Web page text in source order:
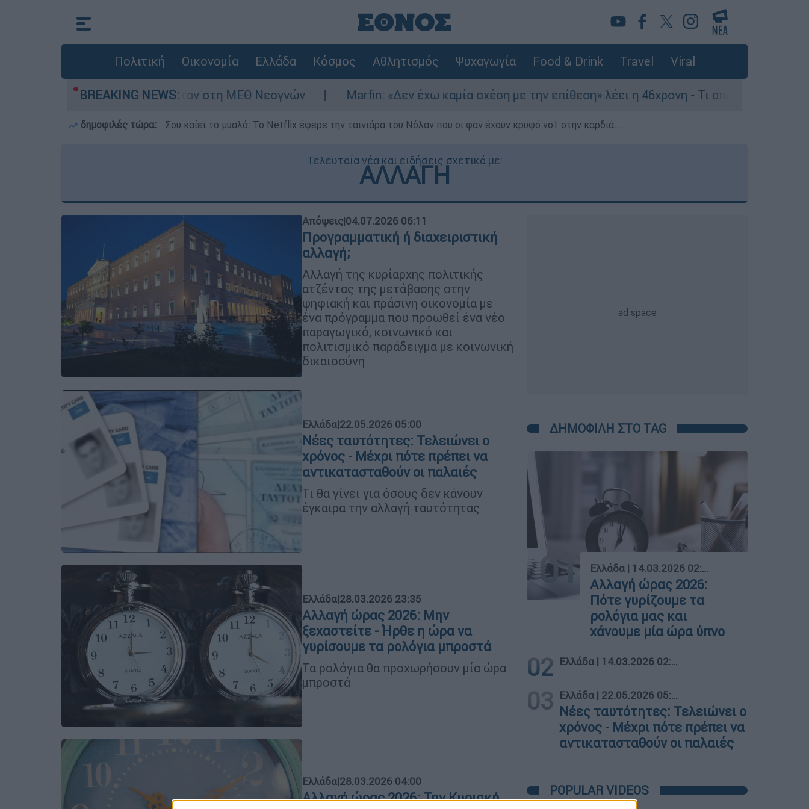
Πολιτική Οικονομία Ελλάδα Κόσμος Αθλητισμός Ψυχαγωγία Food & Drink Travel Viral
BREAKING NEWS:
- Νοσηλευόταν στη ΜΕΘ Νεογνών Marfin: «Δεν έχω καμία σχέση με την επίθεση» λέει η 46χρονη - Τι αποκάλυψε στους
δημοφιλές τώρα: Σου καίει το μυαλό: Το Netflix έφερε την ταινιάρα του Νόλαν που οι φαν έχουν κρυφό νο1 στην καρδιά...
Τελευταία νέα και ειδήσεις σχετικά με:
ΑΛΛΑΓΗ
Απόψεις|04.07.2026 06:11
Προγραμματική ή διαχειριστική
αλλαγή;
Αλλαγή της κυρίαρχης πολιτικής
ατζέντας της μετάβασης στην
ψηφιακή και πράσινη οικονομία με
ένα πρόγραμμα που προωθεί ένα νέο
παραγωγικό, κοινωνικό και
πολιτισμικό παράδειγμα με κοινωνική
δικαιοσύνη
Ελλάδα|22.05.2026 05:00
Νέες ταυτότητες: Τελειώνει ο
χρόνος - Μέχρι πότε πρέπει να
αντικατασταθούν οι παλαιές
Τι θα γίνει για όσους δεν κάνουν
έγκαιρα την αλλαγή ταυτότητας
Ελλάδα|28.03.2026 23:35
Αλλαγή ώρας 2026: Μην
ξεχαστείτε - Ήρθε η ώρα να
γυρίσουμε τα ρολόγια μπροστά
Τα ρολόγια θα προχωρήσουν μία ώρα
μπροστά
Ελλάδα|28.03.2026 04:00
Αλλαγή ώρας 2026: Την Κυριακή
ΔΗΜΟΦΙΛΗ ΣΤΟ TAG
01 Ελλάδα | 14.03.2026 02:00
Αλλαγή ώρας 2026:
Πότε γυρίζουμε τα
ρολόγια μας και
χάνουμε μία ώρα ύπνο
02 Ελλάδα | 14.03.2026 02:00
03 Ελλάδα | 22.05.2026 05:00
Νέες ταυτότητες: Τελειώνει ο
χρόνος - Μέχρι πότε πρέπει να
αντικατασταθούν οι παλαιές
POPULAR VIDEOS